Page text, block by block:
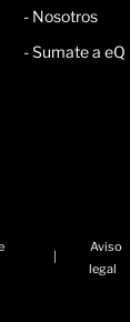
- Nosotros
-Sumate a eQ
|
Aviso
legal